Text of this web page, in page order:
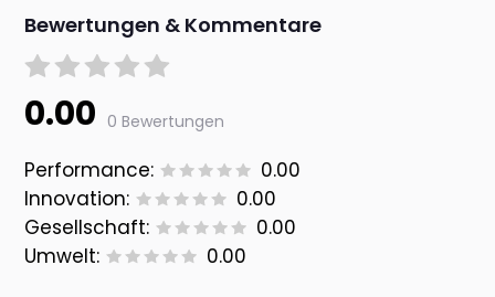
Bewertungen & Kommentare
0.00 0 Bewertungen
Performance:
0.00
Innovation:
0.00
Gesellschaft:
0.00
Umwelt:
0.00